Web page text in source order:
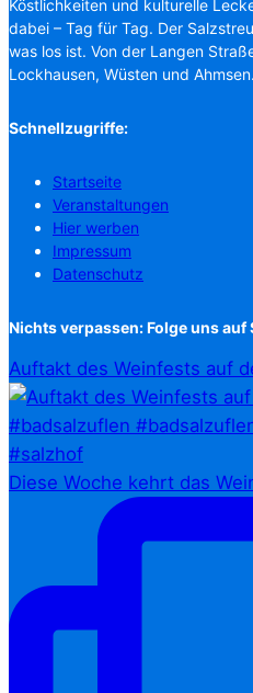
Köstlichkeiten und kulturelle
dabei – Tag für Tag. Der
was los ist. Von der Langen
Lockhausen, Wüsten und Ahmsen.
Schnellzugriffe:
Startseite
Veranstaltungen
Hier werben
Impressum
Datenschutz
Nichts verpassen: Folge uns auf
Auftakt des Weinfests auf
Diese Woche kehrt das